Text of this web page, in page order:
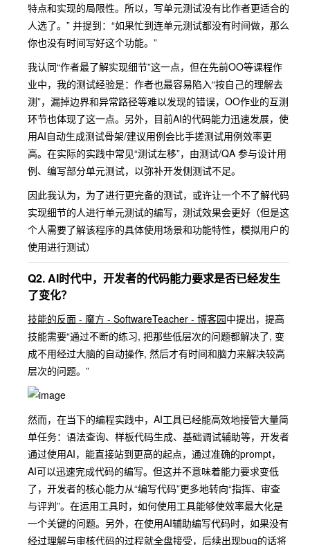
特点和实现的局限性。所以，写单元测试没有比作者更适合的
人选了。” 并提到：“如果忙到连单元测试都没有时间做，那么
你也没有时间写好这个功能。”
我认同“作者最了解实现细节”这一点，但在先前OO等课程作
业中，我的测试经验是：作者也最容易陷入“按自己的理解去
测”，漏掉边界和异常路径等难以发现的错误，OO作业的互测
环节也体现了这一点。另外，目前AI的代码能力迅速发展，使
用AI自动生成测试骨架/建议用例会比手搓测试用例效率更
高。在实际的实践中常见“测试左移”，由测试/QA 参与设计用
例、编写部分单元测试，以弥补开发侧测试不足。
因此我认为，为了进行更完备的测试，或许让一个不了解代码
实现细节的人进行单元测试的编写，测试效果会更好（但是这
个人需要了解该程序的具体使用场景和功能特性，模拟用户的
使用进行测试）
Q2. AI时代中，开发者的代码能力要求是否已经发生
了变化？
技能的反面 - 魔方 - SoftwareTeacher - 博客园中提出，提高
技能需要“通过不断的练习, 把那些低层次的问题都解决了, 变
成不用经过大脑的自动操作, 然后才有时间和脑力来解决较高
层次的问题。”
然而，在当下的编程实践中，AI工具已经能高效地接管大量简
单任务：语法查询、样板代码生成、基础调试辅助等，开发者
通过使用AI，能直接站到更高的起点，通过准确的prompt，
AI可以迅速完成代码的编写。但这并不意味着能力要求变低
了，开发者的核心能力从“编写代码”更多地转向“指挥、审查
与评判”。在运用工具时，如何使用工具能够使效率最大化是
一个关键的问题。另外，在使用AI辅助编写代码时，如果没有
经过理解与审核代码的过程就全盘接受，后续出现bug的话将